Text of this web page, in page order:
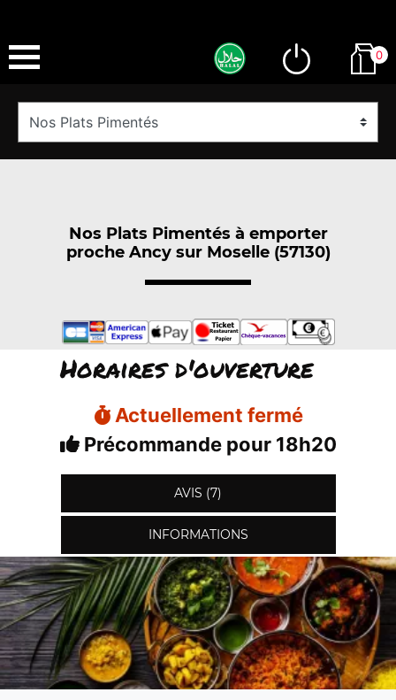
0
Nos Plats Pimentés à emporter
proche Ancy sur Moselle (57130)
Horaires d'ouverture
Actuellement fermé
Précommande pour 18h20
AVIS (7)
INFORMATIONS